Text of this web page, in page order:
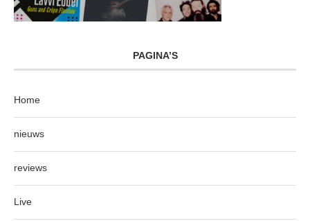
PAGINA’S
Home
nieuws
reviews
Live